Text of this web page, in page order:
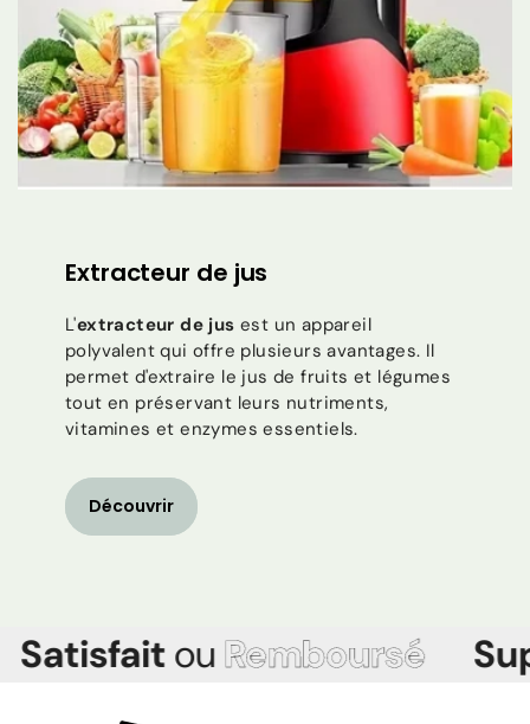
Extracteur de jus
L'extracteur de jusest un appareil
polyvalent qui offre plusieurs avantages. Il
permet d'extraire le jus de fruits et légumes
tout en préservant leurs nutriments,
vitamines et enzymes essentiels.
Découvrir
ouRemboursé